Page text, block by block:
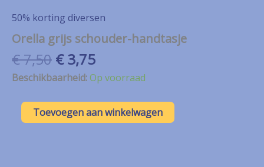
50% korting diversen
Orella grijs schouder-handtasje
€7,50 Oorspronkelijke
prijs
€ 7,50.
€3,75Huidige
prijs
is:
€ 3,75.
Beschikbaarheid:Op voorraad
Orella
grijs
Toevoegen aan winkelwagen